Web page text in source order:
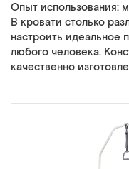
Опыт использования:
В кровати столько
настроить идеальное
любого человека.
качественно